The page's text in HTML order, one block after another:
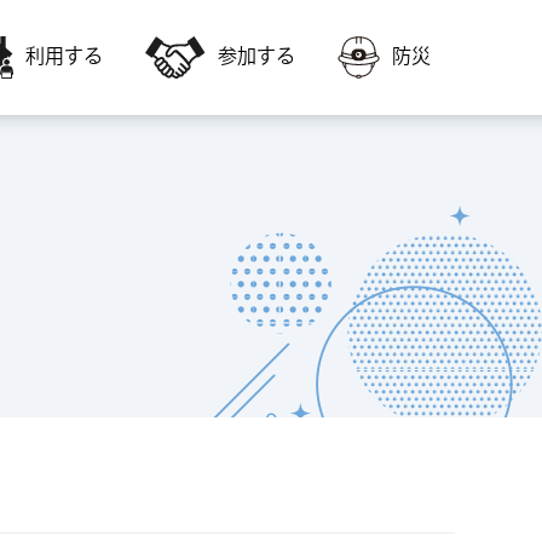
利用する
会議室やスポーツ施設を利用
参加する 防災